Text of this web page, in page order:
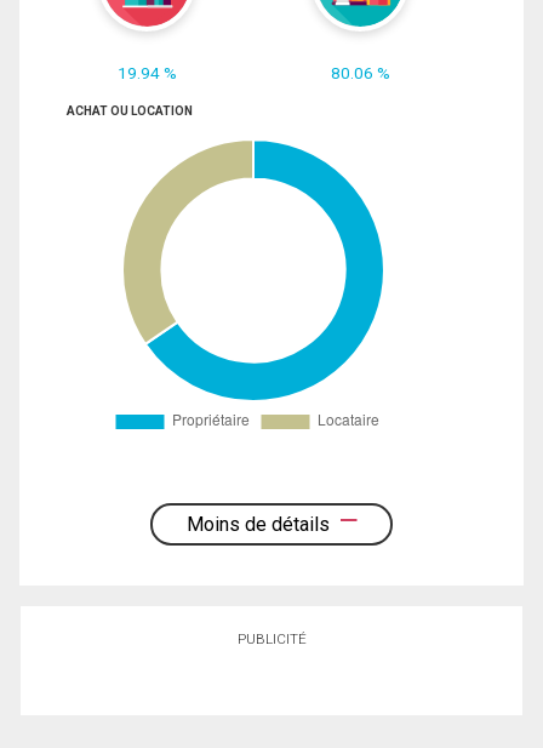
19.94 % 80.06 %
ACHAT OU LOCATION
Moins de détails
PUBLICITÉ